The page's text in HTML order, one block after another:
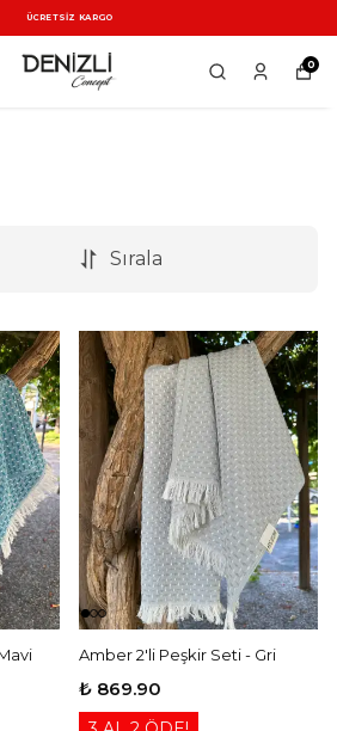
ÜCRETSİZ KARGO
0
Sırala
Amber 2'li Peşkir Seti - Gri
₺ 869.90